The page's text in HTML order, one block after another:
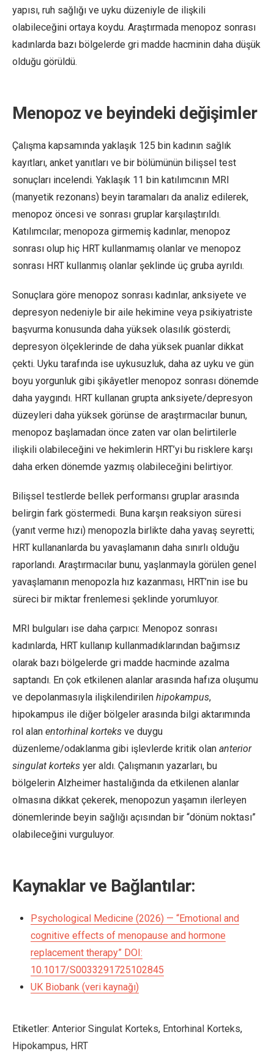
yapısı, ruh sağlığı ve uyku düzeniyle de ilişkili
olabileceğini ortaya koydu. Araştırmada menopoz sonrası
kadınlarda bazı bölgelerde gri madde hacminin daha düşük
olduğu görüldü.
Menopoz ve beyindeki değişimler
Çalışma kapsamında yaklaşık 125 bin kadının sağlık
kayıtları, anket yanıtları ve bir bölümünün bilişsel test
sonuçları incelendi. Yaklaşık 11 bin katılımcının MRI
(manyetik rezonans) beyin taramaları da analiz edilerek,
menopoz öncesi ve sonrası gruplar karşılaştırıldı.
Katılımcılar; menopoza girmemiş kadınlar, menopoz
sonrası olup hiç HRT kullanmamış olanlar ve menopoz
sonrası HRT kullanmış olanlar şeklinde üç gruba ayrıldı.
Sonuçlara göre menopoz sonrası kadınlar, anksiyete ve
depresyon nedeniyle bir aile hekimine veya psikiyatriste
başvurma konusunda daha yüksek olasılık gösterdi;
depresyon ölçeklerinde de daha yüksek puanlar dikkat
çekti. Uyku tarafında ise uykusuzluk, daha az uyku ve gün
boyu yorgunluk gibi şikâyetler menopoz sonrası dönemde
daha yaygındı. HRT kullanan grupta anksiyete/depresyon
düzeyleri daha yüksek görünse de araştırmacılar bunun,
menopoz başlamadan önce zaten var olan belirtilerle
ilişkili olabileceğini ve hekimlerin HRT’yi bu risklere karşı
daha erken dönemde yazmış olabileceğini belirtiyor.
Bilişsel testlerde bellek performansı gruplar arasında
belirgin fark göstermedi. Buna karşın reaksiyon süresi
(yanıt verme hızı) menopozla birlikte daha yavaş seyretti;
HRT kullananlarda bu yavaşlamanın daha sınırlı olduğu
raporlandı. Araştırmacılar bunu, yaşlanmayla görülen genel
yavaşlamanın menopozla hız kazanması, HRT’nin ise bu
süreci bir miktar frenlemesi şeklinde yorumluyor.
MRI bulguları ise daha çarpıcı: Menopoz sonrası
kadınlarda, HRT kullanıp kullanmadıklarından bağımsız
olarak bazı bölgelerde gri madde hacminde azalma
saptandı. En çok etkilenen alanlar arasında hafıza oluşumu
ve depolanmasıyla ilişkilendirilen hipokampus,
hipokampus ile diğer bölgeler arasında bilgi aktarımında
rol alan entorhinal korteks ve duygu
düzenleme/odaklanma gibi işlevlerde kritik olan anterior
singulat korteks yer aldı. Çalışmanın yazarları, bu
bölgelerin Alzheimer hastalığında da etkilenen alanlar
olmasına dikkat çekerek, menopozun yaşamın ilerleyen
dönemlerinde beyin sağlığı açısından bir “dönüm noktası”
olabileceğini vurguluyor.
Kaynaklar ve Bağlantılar:
Psychological Medicine (2026) — “Emotional and
cognitive effects of menopause and hormone
replacement therapy” DOI:
10.1017/S0033291725102845
UK Biobank (veri kaynağı)
Etiketler: Anterior Singulat Korteks, Entorhinal Korteks,
Hipokampus, HRT